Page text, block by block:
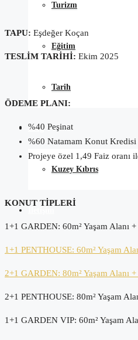
Turizm
Eğitim
Tarih
Blog
Kuzey Kıbrıs
TAPU: Eşdeğer Koçan
TESLİM TARİHİ: Ekim 2025
ÖDEME PLANI:
%40 Peşinat
%60 Natamam Konut
Projeye özel 1,49 Faiz oranı
KONUT TİPLERİ
1+1 GARDEN: 60m² Yaşam Alanı
1+1 PENTHOUSE: 60m² Yaşam
2+1 GARDEN: 80m² Yaşam Alanı
2+1 PENTHOUSE: 80m² Yaşam
1+1 GARDEN VIP: 60m² Yaşam